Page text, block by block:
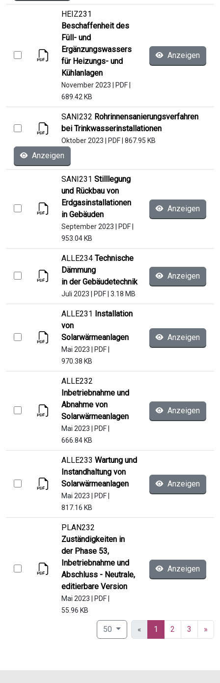
HEIZ231
Beschaffenheit des
Füll- und
Ergänzungswassers
für Heizungs- und
Kühlanlagen
November 2023 PDF
689.42 KB
Anzeigen
SANI232 Rohrinnensanierungsverfahren
bei Trinkwasserinstallationen
Oktober 2023 PDF 867.95 KB
Anzeigen
SANI231 Stilllegung
und Rückbau von
Erdgasinstallationen
in Gebäuden
September 2023 PDF
953.04 KB
Anzeigen
ALLE234 Technische
Dämmung
in der Gebäudetechnik
Juli 2023 PDF 3.18 MB
Anzeigen
ALLE231 Installation
von
Solarwärmeanlagen
Mai 2023 PDF
970.38 KB
Anzeigen
ALLE232
Inbetriebnahme und
Abnahme von
Solarwärmeanlagen
Mai 2023 PDF
666.84 KB
Anzeigen
ALLE233 Wartung und
Instandhaltung von
Solarwärmeanlagen
Mai 2023 PDF
817.16 KB
Anzeigen
PLAN232
Zuständigkeiten in
der Phase 53,
Inbetriebnahme und
Abschluss - Neutrale,
editierbare Version
Mai 2023 PDF
55.96 KB
Anzeigen
50 « 1 (current)
2 3 »